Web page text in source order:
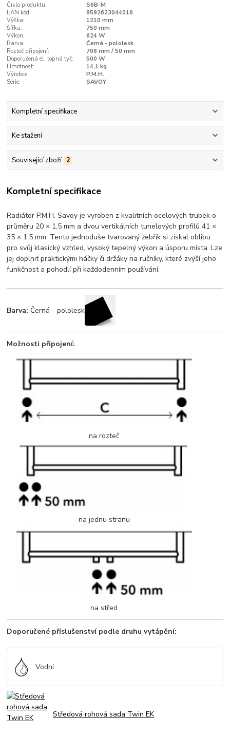
Číslo produktu:
S6B-M
EAN kód:
8592623044018
Výška:
1210 mm
Šířka:
750 mm
Výkon:
624 W
Barva:
Černá - pololesk
Rozteč připojení:
708 mm / 50 mm
Doporučená el. topná tyč:
500 W
Hmotnost:
14,1 kg
Výrobce:
P.M.H.
Série:
SAVOY
Kompletní specifikace
Ke stažení
Související zboží 2
Kompletní specifikace
Radiátor P.M.H. Savoy je vyroben z kvalitních ocelových trubek o
průměru 20 × 1,5 mm a dvou vertikálních tunelových profilů 41 ×
35 × 1,5 mm. Tento jednoduše tvarovaný žebřík si získal oblibu
pro svůj klasický vzhled, vysoký tepelný výkon a úsporu místa. Lze
jej doplnit praktickými háčky či držáky na ručníky, které zvýší jeho
funkčnost a pohodlí při každodenním používání.
Barva: Černá - pololesk
Možnosti připojení:
na rozteč
na jednu stranu
na střed
Doporučené příslušenství podle druhu vytápění:
Vodní
Středová rohová sada Twin EK